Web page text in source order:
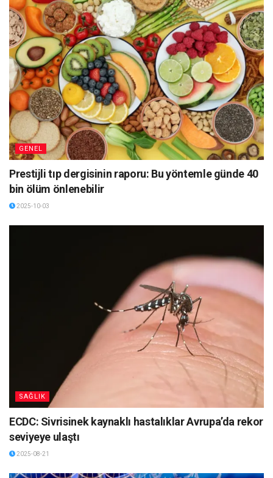
GENEL
Prestijli tıp dergisinin raporu: Bu yöntemle günde 40
bin ölüm önlenebilir
2025-10-03
SAĞLIK
ECDC: Sivrisinek kaynaklı hastalıklar Avrupa’da rekor
seviyeye ulaştı
2025-08-21